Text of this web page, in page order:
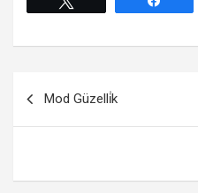
Mod Güzelli̇k